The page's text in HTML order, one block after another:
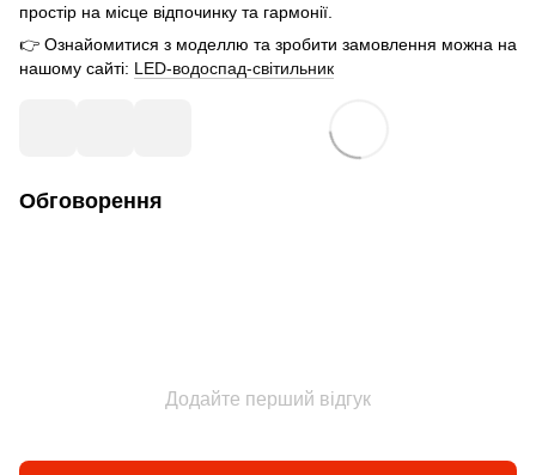
простір на місце відпочинку та гармонії.
👉 Ознайомитися з моделлю та зробити замовлення можна на
нашому сайті: LED-водоспад-світильник
Обговорення
Додайте перший відгук